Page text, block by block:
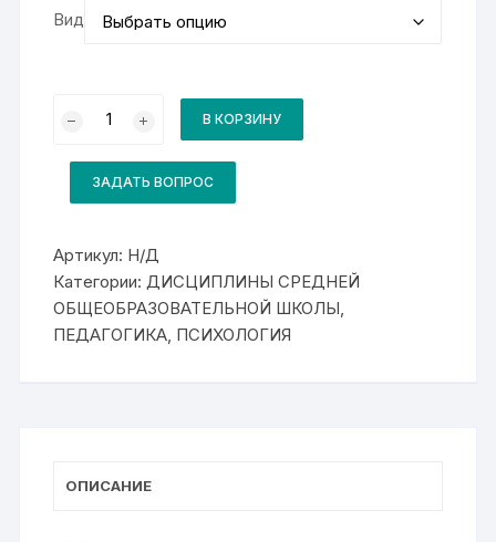
Вид
товара
курса
Организация
воспитательной
образовательной
организации
В КОРЗИНУ
ЗАДАТЬ ВОПРОС
Артикул: Н/Д
Категории: ДИСЦИПЛИНЫ СРЕДНЕЙ
ОБЩЕОБРАЗОВАТЕЛЬНОЙ ШКОЛЫ
ПЕДАГОГИКА, ПСИХОЛОГИЯ
ОПИСАНИЕ